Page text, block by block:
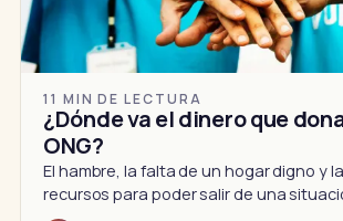
11 MIN DE LECTURA
¿Dónde va el dinero que
ONG?
El hambre, la falta de un hogar digno y
recursos para poder salir de una